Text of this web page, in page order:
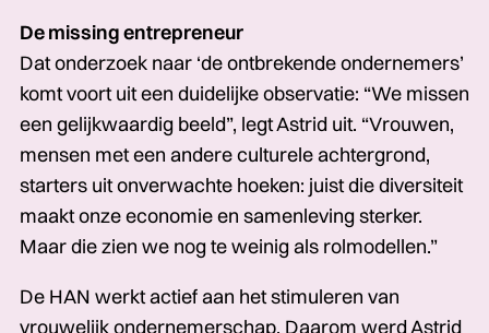
De missing entrepreneur
Dat onderzoek naar ‘de ontbrekende­­­ ondernemers’
komt voort uit een duidelijke observatie: “We missen
een gelijkwaardig beeld”, legt Astrid uit. “Vrouwen,
mensen met een andere culturele achtergrond,
starters uit onverwachte hoeken: juist die diversiteit
maakt onze economie en samenleving sterker.
Maar die zien we nog te weinig als rolmodellen.”
De HAN werkt actief aan het stimuleren­­­ van
vrouwelijk ondernemerschap. Daarom­­­ werd Astrid